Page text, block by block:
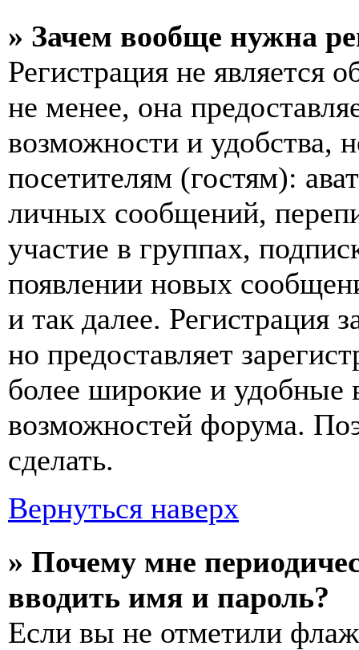
» Зачем вообще нужна
Регистрация не является
не менее, она
возможности и удобства,
посетителям (гостям):
личных сообщений,
участие в группах,
появлении новых
и так далее. Регистрация
но предоставляет
более широкие и удобные
возможностей форума.
сделать.
Вернуться наверх
» Почему мне
вводить имя и пароль?
Если вы не отметили